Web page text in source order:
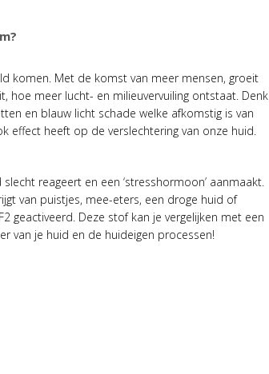
komen. Met de komst van meer mensen, groeit
hoe meer lucht- en milieuvervuiling ontstaat. Denk
en blauw licht schade welke afkomstig is van
heeft op de verslechtering van onze huid.
reageert en een ‘stresshormoon’ aanmaakt.
van puistjes, mee-eters, een droge huid of
geactiveerd. Deze stof kan je vergelijken met een
van je huid en de huideigen processen!